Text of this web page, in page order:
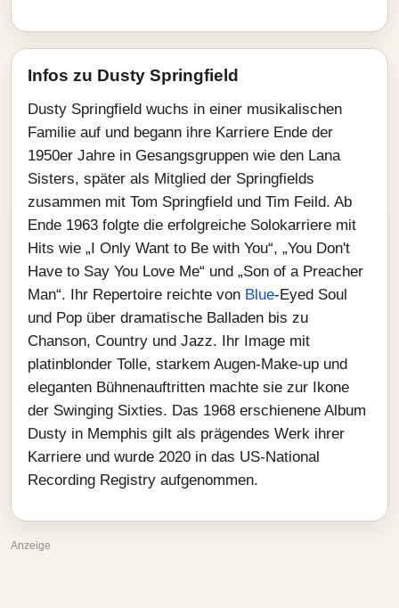
Infos zu Dusty Springfield
Dusty Springfield wuchs in einer musikalischen
Familie auf und begann ihre Karriere Ende der
1950er Jahre in Gesangsgruppen wie den Lana
Sisters, später als Mitglied der Springfields
zusammen mit Tom Springfield und Tim Feild. Ab
Ende 1963 folgte die erfolgreiche Solokarriere mit
Hits wie „I Only Want to Be with You“, „You Don't
Have to Say You Love Me“ und „Son of a Preacher
Man“. Ihr Repertoire reichte von Blue‑Eyed Soul
und Pop über dramatische Balladen bis zu
Chanson, Country und Jazz. Ihr Image mit
platinblonder Tolle, starkem Augen-Make‑up und
eleganten Bühnenauftritten machte sie zur Ikone
der Swinging Sixties. Das 1968 erschienene Album
Dusty in Memphis gilt als prägendes Werk ihrer
Karriere und wurde 2020 in das US‑National
Recording Registry aufgenommen.
Anzeige